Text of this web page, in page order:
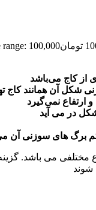
تومان
از کاج می‌باشد
شکل آن همانند کاج
ارتفاع نمی‌گیرد
در می آید
برگ های سوزنی آن
مختلفی می باشد.